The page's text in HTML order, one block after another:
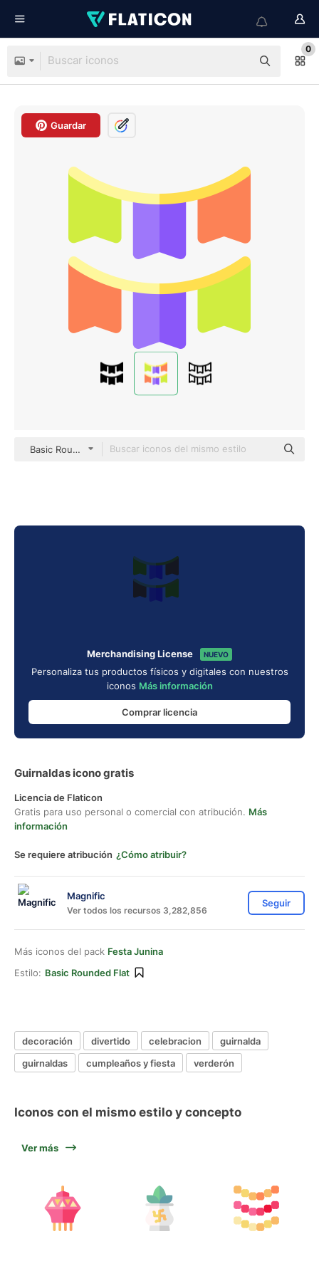
0
Guardar
Basic Rounded Flat
Merchandising License NUEVO
Personaliza tus productos físicos y digitales con nuestros
iconos Más información
Comprar licencia
Guirnaldas icono gratis
Licencia de Flaticon
Gratis para uso personal o comercial con atribución. Más
información
Se requiere atribución ¿Cómo atribuir?
Magnific
Ver todos los recursos 3,282,856
Seguir
Más iconos del pack Festa Junina
Estilo: Basic Rounded Flat
decoración divertido celebracion
guirnalda
guirnaldas
cumpleaños y fiesta verderón
Iconos con el mismo estilo y concepto
Ver más